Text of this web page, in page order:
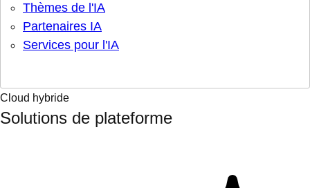
Thèmes de l'IA
Partenaires IA
Services pour l'IA
Cloud hybride
Solutions de plateforme